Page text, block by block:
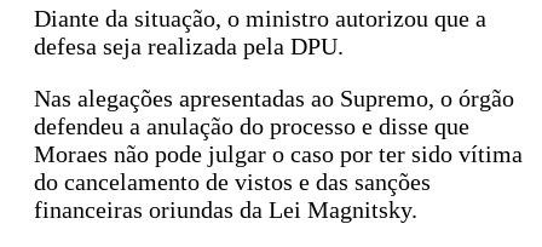
Diante da situação, o ministro autorizou que a
defesa seja realizada pela DPU.
Nas alegações apresentadas ao Supremo, o órgão
defendeu a anulação do processo e disse que
Moraes não pode julgar o caso por ter sido vítima
do cancelamento de vistos e das sanções
financeiras oriundas da Lei Magnitsky.